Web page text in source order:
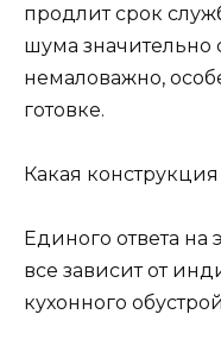
продлит срок
шума значительно
немаловажно,
готовке.
Какая
Единого ответа на
все зависит от
кухонного